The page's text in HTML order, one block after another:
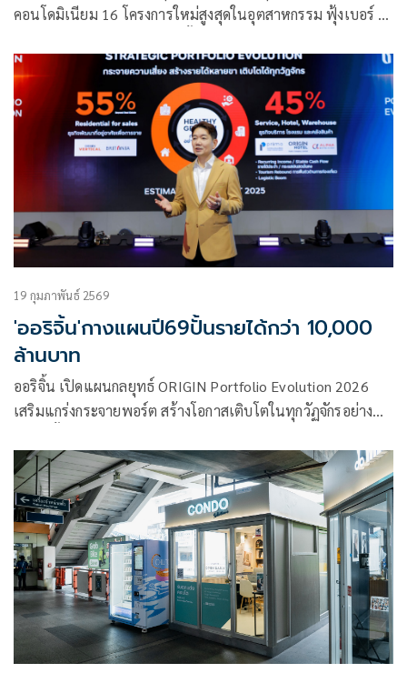
คอนโดมิเนียม 16 โครงการใหม่สูงสุดในอุตสาหกรรม ฟุ้งเบอร์ 1
และเป้ายอดโอนที่ 17,500 ล้านบาท
19 กุมภาพันธ์ 2569
'ออริจิ้น'กางแผนปี69ปั้นรายได้กว่า 10,000
ล้านบาท
ออริจิ้น เปิดแผนกลยุทธ์ ORIGIN Portfolio Evolution 2026
เสริมแกร่งกระจายพอร์ต สร้างโอกาสเติบโตในทุกวัฏจักรอย่าง